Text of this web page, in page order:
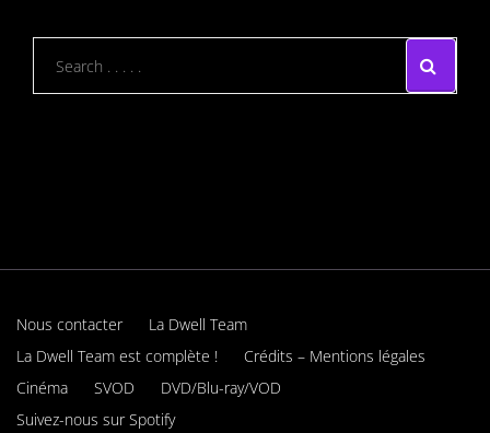
Nous contacter
La Dwell Team
La Dwell Team est complète !
Crédits – Mentions légales
Cinéma
SVOD
DVD/Blu-ray/VOD
Suivez-nous sur Spotify